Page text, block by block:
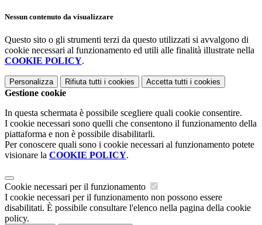
Nessun contenuto da visualizzare
Questo sito o gli strumenti terzi da questo utilizzati si avvalgono di
cookie necessari al funzionamento ed utili alle finalità illustrate nella
COOKIE POLICY.
Personalizza Rifiuta tutti i cookies Accetta tutti i cookies
Gestione cookie
In questa schermata è possibile scegliere quali cookie consentire.
I cookie necessari sono quelli che consentono il funzionamento della
piattaforma e non è possibile disabilitarli.
Per conoscere quali sono i cookie necessari al funzionamento potete
visionare la COOKIE POLICY.
Cookie necessari per il funzionamento
I cookie necessari per il funzionamento non possono essere
disabilitati. È possibile consultare l'elenco nella pagina della cookie
policy.